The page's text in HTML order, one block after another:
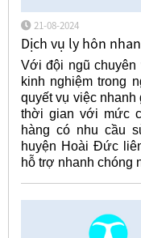
21-08-2024
Dịch vụ ly hôn
Với đội ngũ
kinh nghiệm trong
quyết vụ việc
thời gian với mức
hàng có nhu cầu
huyện Hoài Đức
hỗ trợ nhanh chóng